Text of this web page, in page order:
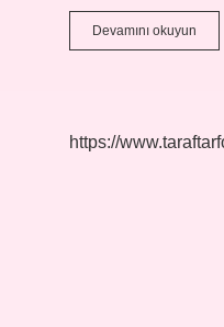
Devamını okuyun
Nedir
https://